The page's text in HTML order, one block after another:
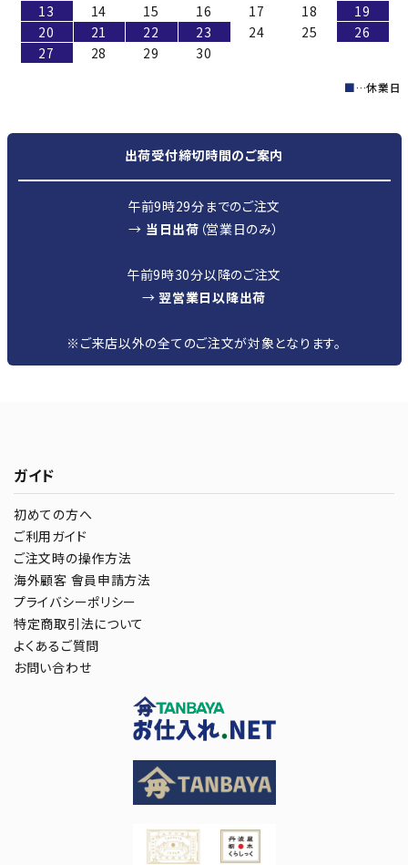
13
14 15 16 17 18
19
20
21 22 23 24 25
26
27
28 29 30
■…休業日
出荷受付締切時間のご案内
午前9時29分までのご注文
→ 当日出荷 （営業日のみ）
午前9時30分以降のご注文
→翌営業日以降出荷
※ご来店以外の全てのご注文が対象となります。
ガイド
初めての方へ
ご利用ガイド
ご注文時の操作方法
海外顧客 會員申請方法
プライバシーポリシー
特定商取引法について
よくあるご質問
お問い合わせ